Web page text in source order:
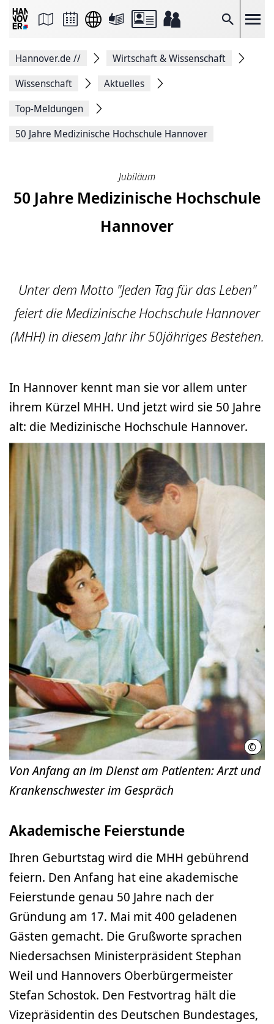
Suche
Seite
Facebook
teilen
Seitenlink
Seite
Hannover.de //
Wirtschaft & Wissenschaft
Wissenschaft
Aktuelles
Top-Meldungen
50 Jahre Medizinische Hochschule Hannover
Jubiläum
50 Jahre Medizinische Hochschule
Hannover
Unter dem Motto "Jeden Tag für das Leben"
feiert die Medizinische Hochschule Hannover
(MHH) in diesem Jahr ihr 50jähriges Bestehen.
In Hannover kennt man sie vor allem unter
ihrem Kürzel MHH. Und jetzt wird sie 50 Jahre
alt: die Medizinische Hochschule Hannover.
©
Von Anfang an im Dienst am Patienten: Arzt und
Krankenschwester im Gespräch
Akademische Feierstunde
Ihren Geburtstag wird die MHH gebührend
feiern. Den Anfang hat eine akademische
Feierstunde genau 50 Jahre nach der
Gründung am 17. Mai mit 400 geladenen
Gästen gemacht. Die Grußworte sprachen
Niedersachsen Ministerpräsident Stephan
Weil und Hannovers Oberbürgermeister
Stefan Schostok. Den Festvortrag hält die
Vizepräsidentin des Deutschen Bundestages,